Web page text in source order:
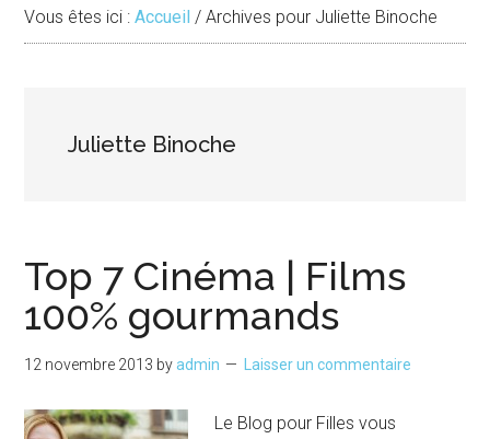
Vous êtes ici :Accueil / Archives pour Juliette Binoche
Juliette Binoche
Top 7 Cinéma | Films
100% gourmands
12 novembre 2013 byadmin Laisser un commentaire
Le Blog pour Filles vous